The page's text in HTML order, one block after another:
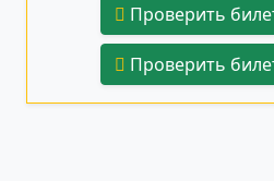
Проверить
Проверить